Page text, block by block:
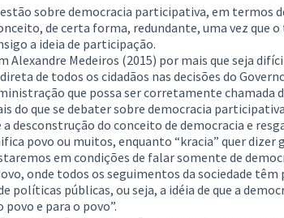
sobre democracia participativa, em termos
de certa forma, redundante, uma vez que
a ideia de participação.
Alexandre Medeiros (2015) por mais que seja
de todos os cidadãos nas decisões do
que possa ser corretamente chamada
do que se debater sobre democracia
desconstrução do conceito de democracia e
povo ou muitos, enquanto “kracia” quer dizer
em condições de falar somente de
onde todos os seguimentos da sociedade
políticas públicas, ou seja, a idéia de que a
povo e para o povo”.